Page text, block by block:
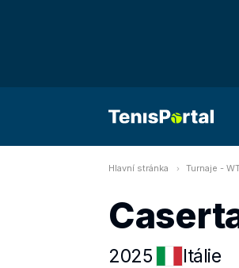
Hlavní stránka Turnaje -
2025 Itálie